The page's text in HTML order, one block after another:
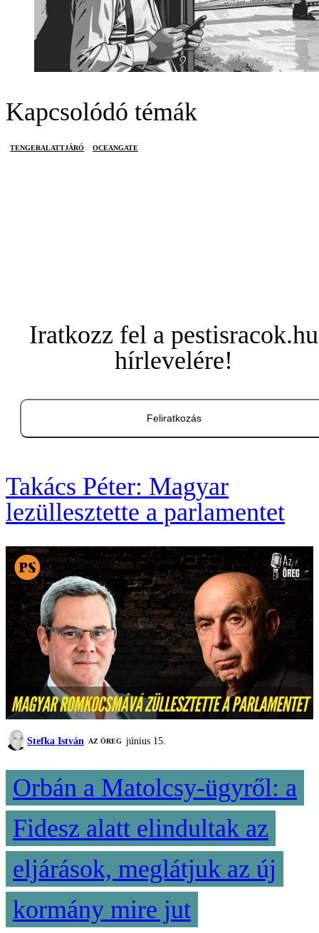
Kapcsolódó témák
TENGERALATTJÁRÓ OCEANGATE
Iratkozz fel a pestisracok.hu
hírlevelére!
Feliratkozás
Takács Péter: Magyar
lezüllesztette a parlamentet
Stefka István AZ ÖREG június 15.
Orbán a Matolcsy-ügyről: a
Fidesz alatt elindultak az
eljárások, meglátjuk az új
kormány mire jut